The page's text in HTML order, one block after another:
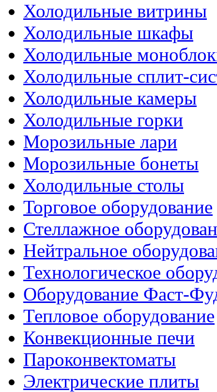
Холодильные витрины
Холодильные шкафы
Холодильные
Холодильные сплит-
Холодильные камеры
Холодильные горки
Морозильные лари
Морозильные бонеты
Холодильные столы
Торговое оборудование
Стеллажное
Нейтральное
Технологическое
Оборудование Фаст-
Тепловое оборудование
Конвекционные печи
Пароконвектоматы
Электрические плиты